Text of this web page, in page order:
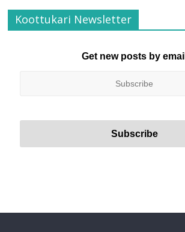
Koottukari Newsletter
Get new posts by email